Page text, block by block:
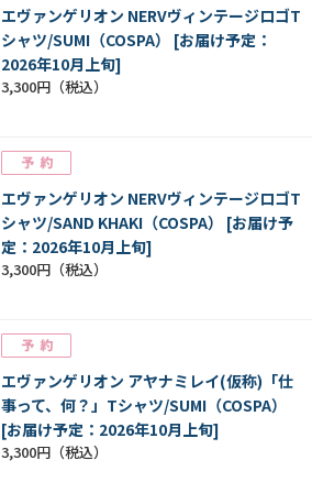
エヴァンゲリオン NERVヴィンテージロゴT
シャツ/SUMI（COSPA） [お届け予定：
2026年10月上旬]
3,300円
エヴァンゲリオン NERVヴィンテージロゴT
シャツ/SAND KHAKI（COSPA） [お届け予
定：2026年10月上旬]
3,300円
エヴァンゲリオン アヤナミレイ(仮称)「仕
事って、何？」Tシャツ/SUMI（COSPA）
[お届け予定：2026年10月上旬]
3,300円